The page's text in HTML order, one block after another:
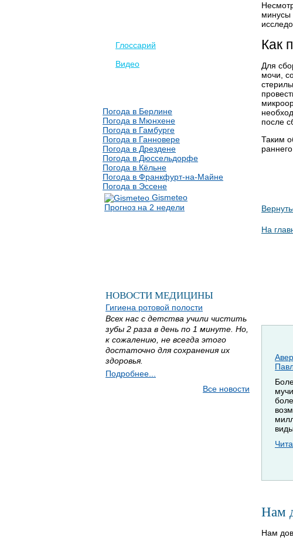
Глоссарий
Видео
Погода в Берлине
Погода в Мюнхене
Погода в Гамбурге
Погода в Ганновере
Погода в Дрездене
Погода в Дюссельдорфе
Погода в Кёльне
Погода в Франкфурт-на-Майне
Погода в Эссене
Gismeteo
Прогноз на 2 недели
НОВОСТИ МЕДИЦИНЫ
Гигиена ротовой полости
Всех нас с детства учили чистить
зубы 2 раза в день по 1 минуте. Но,
к сожалению, не всегда этого
достаточно для сохранения их
здоровья.
Подробнее...
Все новости
минусы
Как
Для
мочи,
после
Таким
На
Нам
Нам